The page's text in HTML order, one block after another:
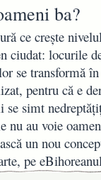
ba?
ce crește
ciudat: locurile
se transformă
pentru că e
se simt
nu au voie
un nou
pe